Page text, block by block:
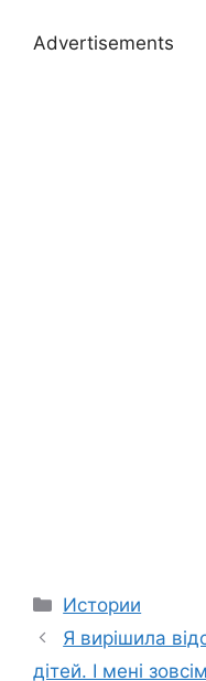
Advertisements
Categories
Истории
Я вирішила
дітей. І мені